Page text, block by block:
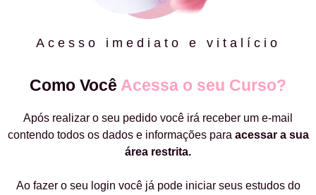
Acesso imediato e vitalício
Como Você Acessa o seu Curso?
Após realizar o seu pedido você irá receber um e-mail
contendo todos os dados e informações para acessar a sua
área restrita.
Ao fazer o seu login você já pode iniciar seus estudos do